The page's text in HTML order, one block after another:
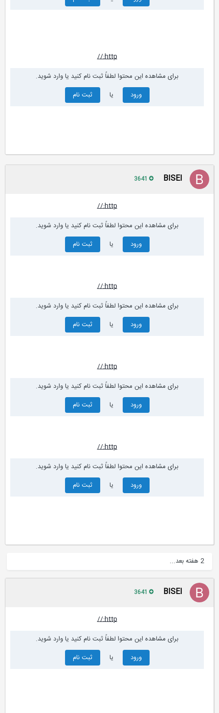
http://
برای مشاهده این محتوا لطفاً ثبت نام کنید یا وارد شوید.
ورود
ثبت نام
BISEl
http://
برای مشاهده این محتوا لطفاً ثبت نام کنید یا وارد شوید.
ورود
ثبت نام
http://
برای مشاهده این محتوا لطفاً ثبت نام کنید یا وارد شوید.
ورود
ثبت نام
http://
برای مشاهده این محتوا لطفاً ثبت نام کنید یا وارد شوید.
ورود
ثبت نام
http://
برای مشاهده این محتوا لطفاً ثبت نام کنید یا وارد شوید.
ورود
ثبت نام
BISEl
http://
برای مشاهده این محتوا لطفاً ثبت نام کنید یا وارد شوید.
ورود
ثبت نام